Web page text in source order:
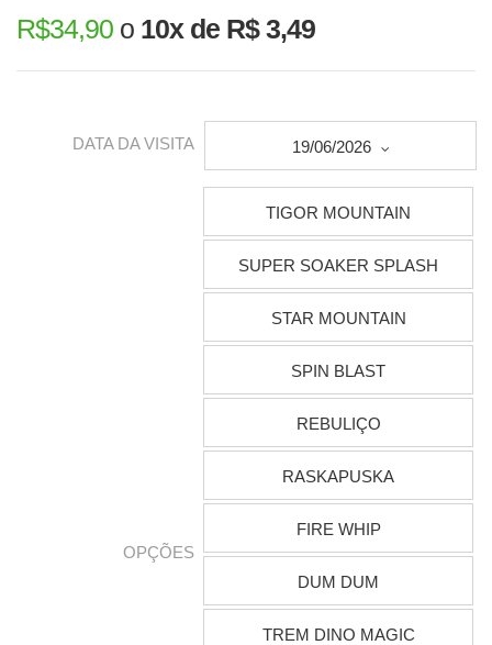
R$34,90 o 10x de R$ 3,49
DATA DA VISITA 19/06/2026
OPÇÕES
TIGOR MOUNTAIN
SUPER SOAKER SPLASH
STAR MOUNTAIN
SPIN BLAST
REBULIÇO
RASKAPUSKA
FIRE WHIP
DUM DUM
TREM DINO MAGIC